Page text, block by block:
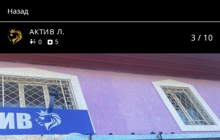
Назад
АКТИВ Л.
0друзей
5отзывов 3 / 10